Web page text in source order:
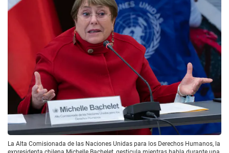
La Alta Comisionada de las Naciones Unidas para los Derechos Humanos, la